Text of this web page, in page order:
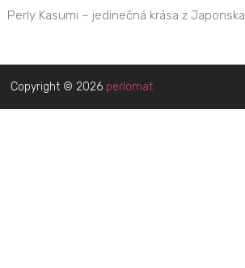
Perly Kasumi – jedinečná krása z Japonska
Copyright © 2026 perlomat